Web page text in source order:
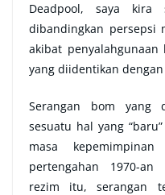
Deadpool, saya
dibandingkan persepsi
akibat
yang diidentikan
Serangan bom yang
sesuatu hal yang
masa
pertengahan 1970-
rezim itu, serangan